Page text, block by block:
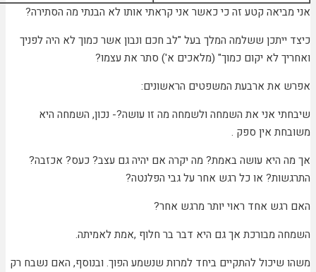
קטע זה כי כאשר אני קראתי אותו לא הבנתי מה הסתירה?
ששלמה המלך בעל "לב חכם ונבון אשר כמוך לא היה לפניך
לא יקום כמוך" (מלאכים א') סתר את עצמו?
את ארבעת המשפטים הראשונים:
אני את השמחה ולשמחה מה זו עושה?- נכון, השמחה היא
אין ספק .
היא עושה באמת? מה יקרה אם יהיה גם עצב? כעס? אכזבה?
או כל רגש אחר על גבי הפלנטה?
אחד ראוי יותר מרגש אחר?
מבורכת אך גם היא דבר בר חלוף ,אמת לאמיתה.
להתקיים ביחד למרות שנשמע הפוך. ובנוסף, האם נשבח רק